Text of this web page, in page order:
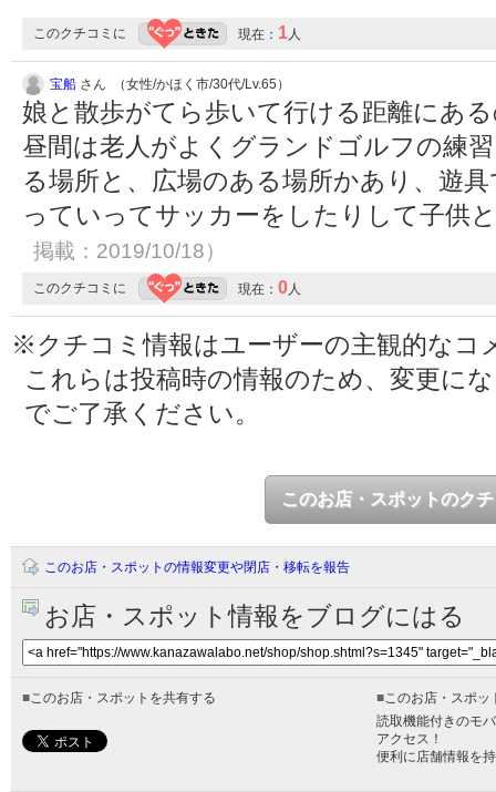
このクチコミに 現在： 1人
宝船 さん （女性/かほく市/30代/Lv.65）
娘と散歩がてら歩いて行ける距離にあ
昼間は老人がよくグランドゴルフの練
る場所と、広場のある場所かあり、遊
っていってサッカーをしたりして子供
掲載：2019/10/18）
このクチコミに 現在： 0人
※クチコミ情報はユーザーの主観的なコ
これらは投稿時の情報のため、変更に
でご了承ください。
このお店・スポットのク
このお店・スポットの情報変更や閉店・移転を報告
お店・スポット情報をブログにはる
■このお店・スポットを共有する ■このお店・スポッ
読取機能付きのモ
アクセス！
便利に店舗情報を